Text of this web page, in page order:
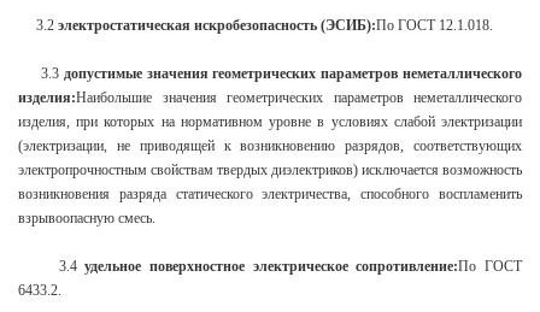
3.2 электростатическая искробезопасность (ЭСИБ):По ГОСТ 12.1.018.
3.3 допустимые значения геометрических параметров неметаллического
изделия:Наибольшие значения геометрических параметров неметаллического
изделия, при которых на нормативном уровне в условиях слабой электризации
(электризации, не приводящей к возникновению разрядов, соответствующих
электропрочностным свойствам твердых диэлектриков) исключается возможность
возникновения разряда статического электричества, способного воспламенить
взрывоопасную смесь.
3.4удельное поверхностное электрическое сопротивление:По ГОСТ
6433.2.